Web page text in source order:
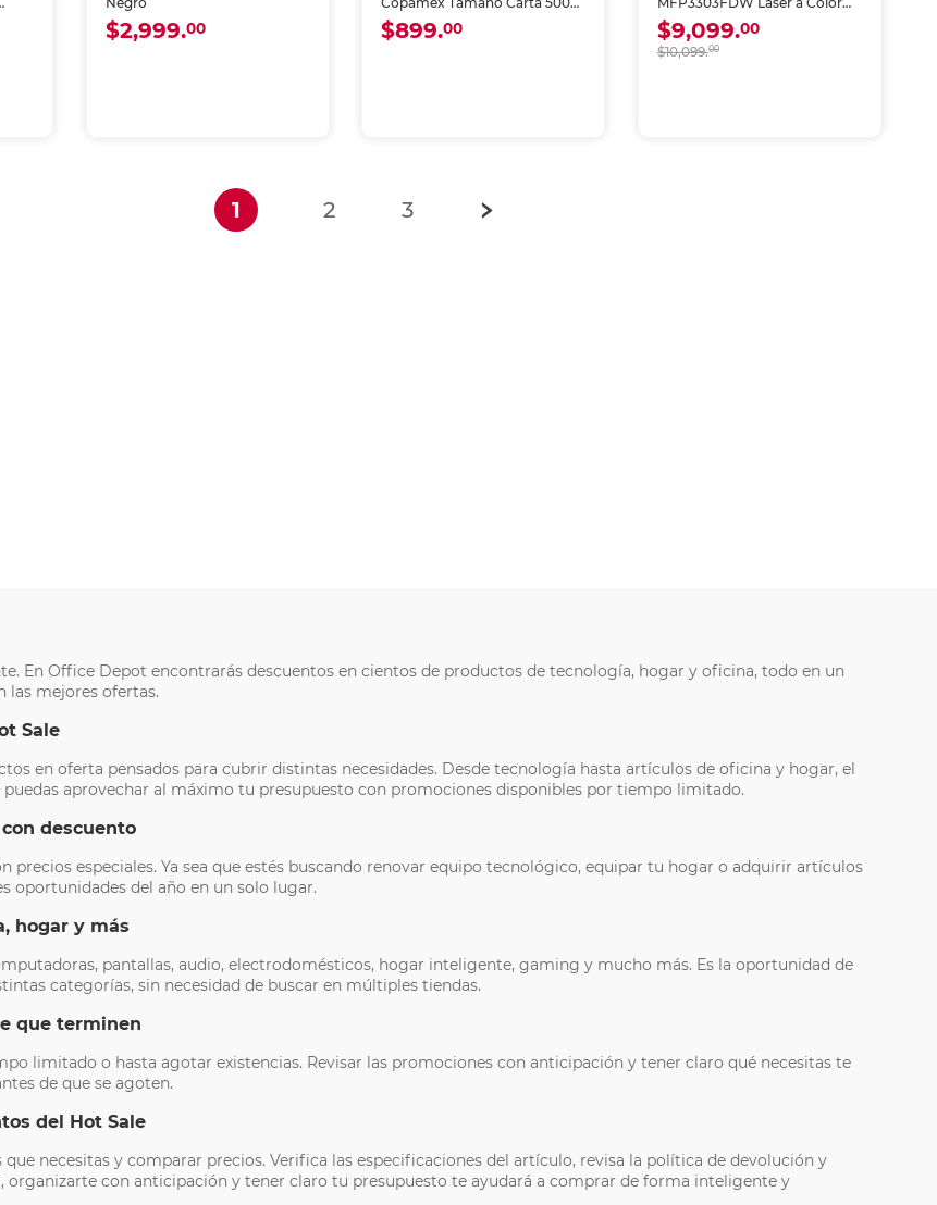
$2,999.00
hojas
$899.00
Wi-Fi
$9,099.00
$10,099.00
1(current)
2 3
En Office Depot encontrarás descuentos en cientos de productos de tecnología, hogar y oficina, todo en un
las mejores ofertas.
Sale
en oferta pensados para cubrir distintas necesidades. Desde tecnología hasta artículos de oficina y hogar, el
aprovechar al máximo tu presupuesto con promociones disponibles por tiempo limitado.
descuento
especiales. Ya sea que estés buscando renovar equipo tecnológico, equipar tu hogar o adquirir artículos
oportunidades del año en un solo lugar.
hogar y más
pantallas, audio, electrodomésticos, hogar inteligente, gaming y mucho más. Es la oportunidad de
categorías, sin necesidad de buscar en múltiples tiendas.
que terminen
limitado o hasta agotar existencias. Revisar las promociones con anticipación y tener claro qué necesitas te
de que se agoten.
del Hot Sale
necesitas y comparar precios. Verifica las especificaciones del artículo, revisa la política de devolución y
organizarte con anticipación y tener claro tu presupuesto te ayudará a comprar de forma inteligente y